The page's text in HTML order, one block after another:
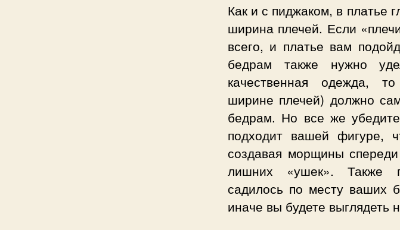
Как и с пиджаком, в платье
ширина плечей. Если
всего, и платье вам
бедрам также нужно
качественная одежда,
ширине плечей) должно
бедрам. Но все же
подходит вашей фигуре,
создавая морщины
лишних «ушек». Также
садилось по месту
иначе вы будете выглядеть